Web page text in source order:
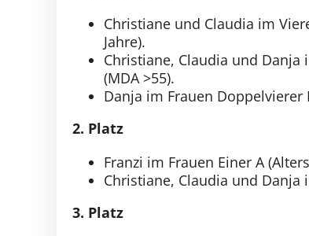
Christiane und Claudia im
Jahre).
Christiane, Claudia und Danja
(MDA >55).
Danja im Frauen Doppelvierer
2. Platz
Franzi im Frauen Einer A
Christiane, Claudia und Danja
3. Platz